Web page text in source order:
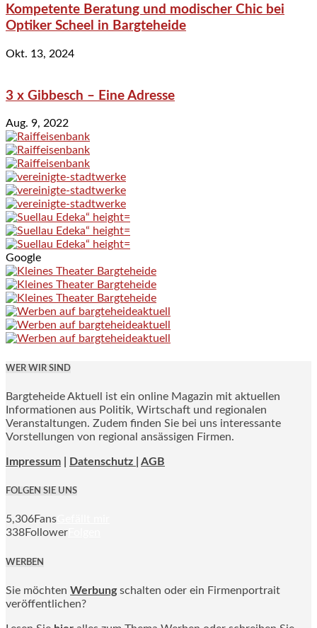
Kompetente Beratung und modischer Chic bei
Optiker Scheel in Bargteheide
Okt. 13, 2024
3 x Gibbesch – Eine Adresse
Aug. 9, 2022
Google
WER WIR SIND
Bargteheide Aktuell ist ein online Magazin mit aktuellen
Informationen aus Politik, Wirtschaft und regionalen
Veranstaltungen. Zudem finden Sie bei uns interessante
Vorstellungen von regional ansässigen Firmen.
Impressum Datenschutz | AGB
FOLGEN SIE UNS
5,306Fans
338Follower
WERBEN
Sie möchten Werbung schalten oder ein Firmenportrait
veröffentlichen?